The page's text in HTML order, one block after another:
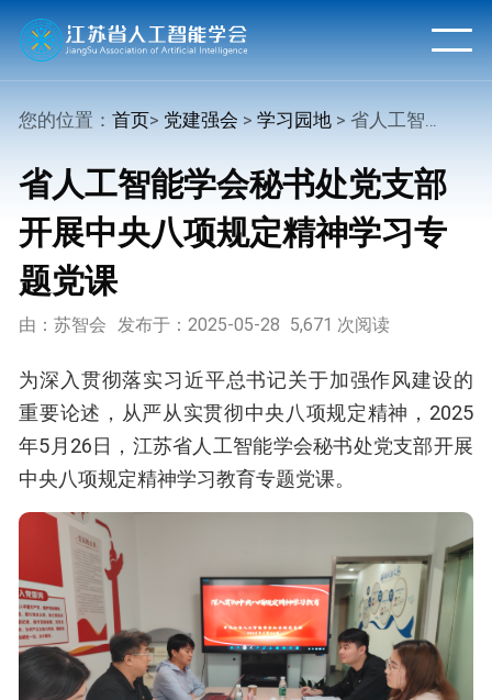
您的位置：首页> 党建强会 >学习园地 > 省人工智能学会秘书处党支部开展中央八项规定精神学习专题党课
省人工智能学会秘书处党支部
开展中央八项规定精神学习专
题党课
由：苏智会 发布于：2025-05-28 5,671 次阅读
为深入贯彻落实习近平总书记关于加强作风建设的
重要论述，从严从实贯彻中央八项规定精神，2025
年5月26日，江苏省人工智能学会秘书处党支部开展
中央八项规定精神学习教育专题党课。